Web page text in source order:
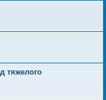
тяжелого